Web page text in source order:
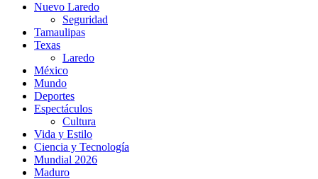
Nuevo Laredo
Seguridad
Tamaulipas
Texas
Laredo
México
Mundo
Deportes
Espectáculos
Cultura
Vida y Estilo
Ciencia y Tecnología
Mundial 2026
Maduro